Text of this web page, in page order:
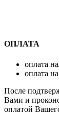
ОПЛАТА
оплата
оплата
После
Вами и
оплатой